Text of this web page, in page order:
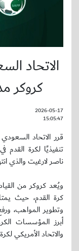
الاتحاد
كروكر
2026-05-17
15:05:47
قرر الاتحاد
تنفيذيًا لكرة القدم
ناصر لارغيت والذي
ويُعد كروكر من
كرة القدم، حيث
وتطوير المواهب،
أبرز المؤسسات
والاتحاد الأمريكي